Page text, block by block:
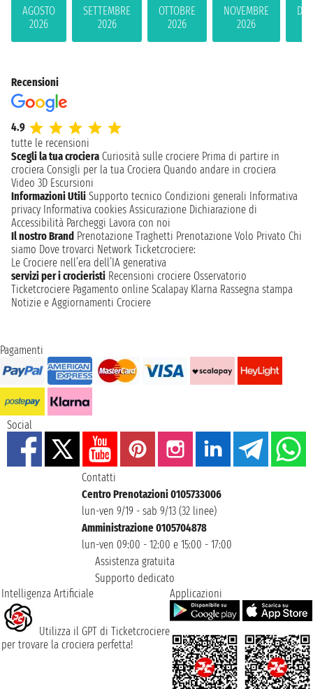
AGOSTO
2026
SETTEMBRE
2026
OTTOBRE
2026
NOVEMBRE
2026
Recensioni
4.9
tutte le recensioni
Scegli la tua crociera Curiosità sulle crociere Prima di partire in
crociera Consigli per la tua Crociera Quando andare in crociera
Video 3D Escursioni
Informazioni Utili Supporto tecnico Condizioni generali Informativa
privacy Informativa cookies Assicurazione Dichiarazione di
Accessibilità Parcheggi Lavora con noi
Il nostro Brand Prenotazione Traghetti Prenotazione Volo Privato Chi
siamo Dove trovarci Network Ticketcrociere:
Le Crociere nell’era dell’IA generativa
servizi per i crocieristi Recensioni crociere Osservatorio
Ticketcrociere Pagamento online Scalapay Klarna Rassegna stampa
Notizie e Aggiornamenti Crociere
Pagamenti
Social
Contatti
Centro Prenotazioni 0105733006
lun-ven 9/19 - sab 9/13 (32 linee)
Amministrazione 0105704878
lun-ven 09:00 - 12:00 e 15:00 - 17:00
Assistenza gratuita
Supporto dedicato
Intelligenza Artificiale
Utilizza il GPT di Ticketcrociere
per trovare la crociera perfetta!
Applicazioni